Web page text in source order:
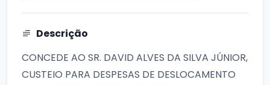
Descrição
CONCEDE AO SR. DAVID ALVES DA SILVA JÚNIOR,
CUSTEIO PARA DESPESAS DE DESLOCAMENTO